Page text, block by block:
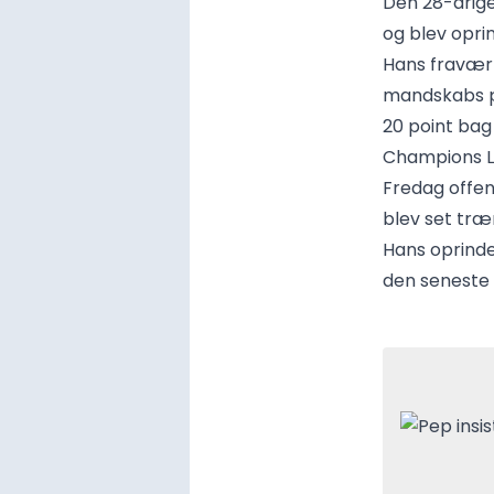
og blev
Hans
mandskabs
20 point
Champions
Fredag
blev set
Hans
den